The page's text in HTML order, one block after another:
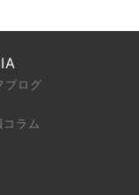
ブログ
ラム